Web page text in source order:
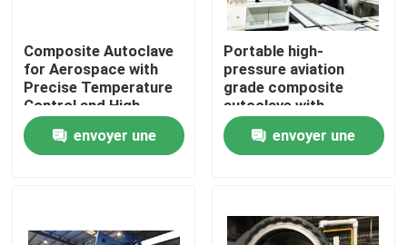
À la maison
Composite Autoclave
for Aerospace with
Precise Temperature
Control and High-
Pressure Vessel for
Consistent Curing
envoyer une
Portable high-
pressure aviation
grade composite
autoclave with
advanced control
systems for UAV and
aerospace
envoyer une